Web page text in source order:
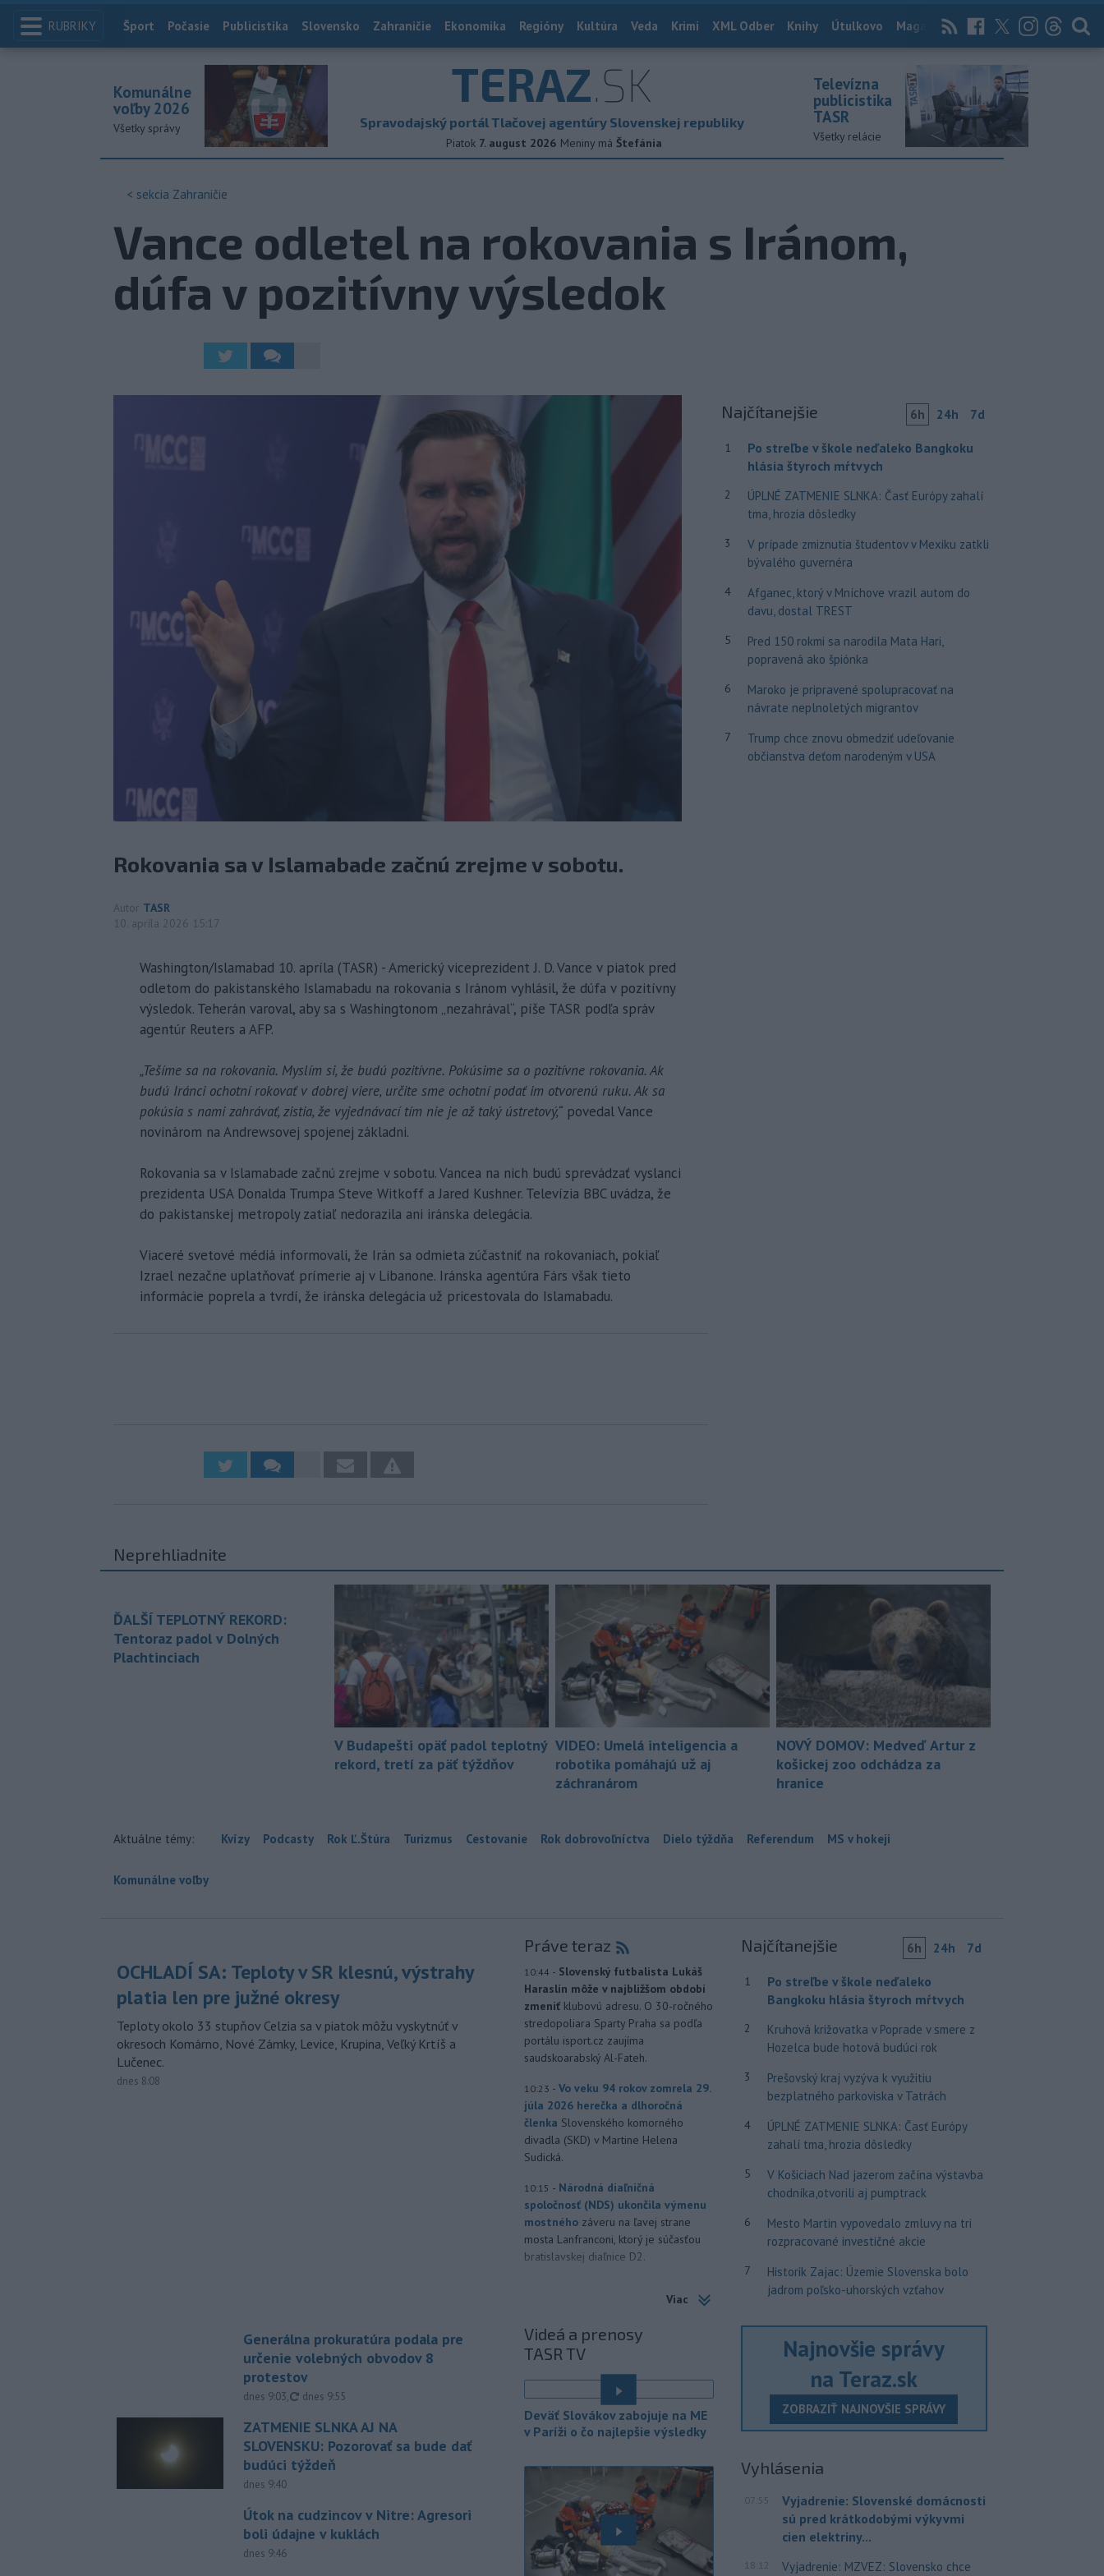
RUBRIKY Index
Šport Počasie Publicistika Slovensko Zahraničie Ekonomika Regióny Kultúra Veda Krimi XML Odber Knihy Útulkovo Magazín News Now Archív
TERAZ.SK
Spravodajský portál Tlačovej agentúry Slovenskej republiky
Piatok 7. august 2026 Meniny má Štefánia
Komunálne
voľby 2026
Všetky správy
Televízna
publicistika
TASR
Všetky relácie
< sekcia Zahraničie
Vance odletel na rokovania s Iránom,
dúfa v pozitívny výsledok
Rokovania sa v Islamabade začnú zrejme v sobotu.
Autor TASR
10. apríla 2026 15:17
Washington/Islamabad 10. apríla (TASR) - Americký viceprezident J. D. Vance v piatok pred
odletom do pakistanského Islamabadu na rokovania s Iránom vyhlásil, že dúfa v pozitívny
výsledok. Teherán varoval, aby sa s Washingtonom „nezahrával“, píše TASR podľa správ
agentúr Reuters a AFP.
„Tešíme sa na rokovania. Myslím si, že budú pozitívne. Pokúsime sa o pozitívne rokovania. Ak
budú Iránci ochotní rokovať v dobrej viere, určite sme ochotní podať im otvorenú ruku. Ak sa
pokúsia s nami zahrávať, zistia, že vyjednávací tím nie je až taký ústretový,“ povedal Vance
novinárom na Andrewsovej spojenej základni.
Rokovania sa v Islamabade začnú zrejme v sobotu. Vancea na nich budú sprevádzať vyslanci
prezidenta USA Donalda Trumpa Steve Witkoff a Jared Kushner. Televízia BBC uvádza, že
do pakistanskej metropoly zatiaľ nedorazila ani iránska delegácia.
Viaceré svetové médiá informovali, že Irán sa odmieta zúčastniť na rokovaniach, pokiaľ
Izrael nezačne uplatňovať prímerie aj v Libanone. Iránska agentúra Fárs však tieto
informácie poprela a tvrdí, že iránska delegácia už pricestovala do Islamabadu.
Najčítanejšie 6h 24h 7d
1
Po streľbe v škole neďaleko Bangkoku
hlásia štyroch mŕtvych
2
ÚPLNÉ ZATMENIE SLNKA: Časť Európy zahalí
tma, hrozia dôsledky
3
V prípade zmiznutia študentov v Mexiku zatkli
bývalého guvernéra
4
Afganec, ktorý v Mníchove vrazil autom do
davu, dostal TREST
5
Pred 150 rokmi sa narodila Mata Hari,
popravená ako špiónka
6
Maroko je pripravené spolupracovať na
návrate neplnoletých migrantov
7
Trump chce znovu obmedziť udeľovanie
občianstva deťom narodeným v USA
Neprehliadnite
ĎALŠÍ TEPLOTNÝ REKORD:
Tentoraz padol v Dolných
Plachtinciach
V Budapešti opäť padol teplotný
rekord, tretí za päť týždňov
VIDEO: Umelá inteligencia a
robotika pomáhajú už aj
záchranárom
NOVÝ DOMOV: Medveď Artur z
košickej zoo odchádza za
hranice
Aktuálne témy: Kvízy Podcasty Rok Ľ.Štúra Turizmus Cestovanie Rok dobrovoľníctva Dielo týždňa Referendum MS v hokeji
Komunálne voľby
OCHLADÍ SA: Teploty v SR klesnú, výstrahy
platia len pre južné okresy
Teploty okolo 33 stupňov Celzia sa v piatok môžu vyskytnúť v
okresoch Komárno, Nové Zámky, Levice, Krupina, Veľký Krtíš a
Lučenec.
dnes 8:08
Generálna prokuratúra podala pre
určenie volebných obvodov 8
protestov
dnes 9:03, aktualizované
dnes 9:55
ZATMENIE SLNKA AJ NA
SLOVENSKU: Pozorovať sa bude dať
budúci týždeň
dnes 9:40
Útok na cudzincov v Nitre: Agresori
boli údajne v kuklách
dnes 9:46
Práve teraz
10:44 - Slovenský futbalista Lukáš
Haraslín môže v najbližšom období
zmeniť klubovú adresu. O 30-ročného
stredopoliara Sparty Praha sa podľa
portálu isport.cz zaujíma
saudskoarabský Al-Fateh.
10:23 - Vo veku 94 rokov zomrela 29.
júla 2026 herečka a dlhoročná
členka Slovenského komorného
divadla (SKD) v Martine Helena
Sudická.
10:15 - Národná diaľničná
spoločnosť (NDS) ukončila výmenu
mostného záveru na ľavej strane
mosta Lanfranconi, ktorý je súčasťou
bratislavskej diaľnice D2.
nákazy vírusovým ochorenímebola
(KDR) presiahol hranicu 4000.
pozorovať čiastočné zatmenie
maximum roja Perzeidy
09:01 - Generálna prokuratúra SR
volebnýchobvodov celkovo osem
protestov prokurátora, a to proti
piatim uzneseniam mestských
zastupiteľstiev a trom uzneseniam
zastupiteľstiev samosprávnych krajov.
08:41 - Predseda Národnej rady SR
Viac
Videá a prenosy
TASR TV
Deväť Slovákov zabojuje na ME
v Paríži o čo najlepšie výsledky
Najčítanejšie 6h 24h 7d
1
Po streľbe v škole neďaleko
Bangkoku hlásia štyroch mŕtvych
2
Kruhová križovatka v Poprade v smere z
Hozelca bude hotová budúci rok
3
Prešovský kraj vyzýva k využitiu
bezplatného parkoviska v Tatrách
4
ÚPLNÉ ZATMENIE SLNKA: Časť Európy
zahalí tma, hrozia dôsledky
5
V Košiciach Nad jazerom začína výstavba
chodníka,otvorili aj pumptrack
6
Mesto Martin vypovedalo zmluvy na tri
rozpracované investičné akcie
7
Historik Zajac: Územie Slovenska bolo
jadrom poľsko-uhorských vzťahov
Najnovšie správy
na Teraz.sk
ZOBRAZIŤ NAJNOVŠIE SPRÁVY
Vyhlásenia
07:55
Vyjadrenie: Slovenské domácnosti
sú pred krátkodobými výkyvmi
cien elektriny...
18:12
Vyjadrenie: MZVEZ: Slovensko chce